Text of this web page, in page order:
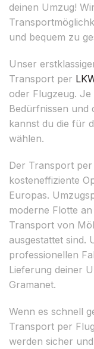
deinen Umzug!
und bequem zu
Unser
Transport per
oder Flugzeug. Je
Bedürfnissen und
kannst du die für
wählen.
Der Transport per
kosteneffiziente
Europas.
moderne Flotte
Transport von
ausgestattet sind.
professionellen
Lieferung deiner
Gramanet.
Wenn es schnell
Transport per
werden sicher